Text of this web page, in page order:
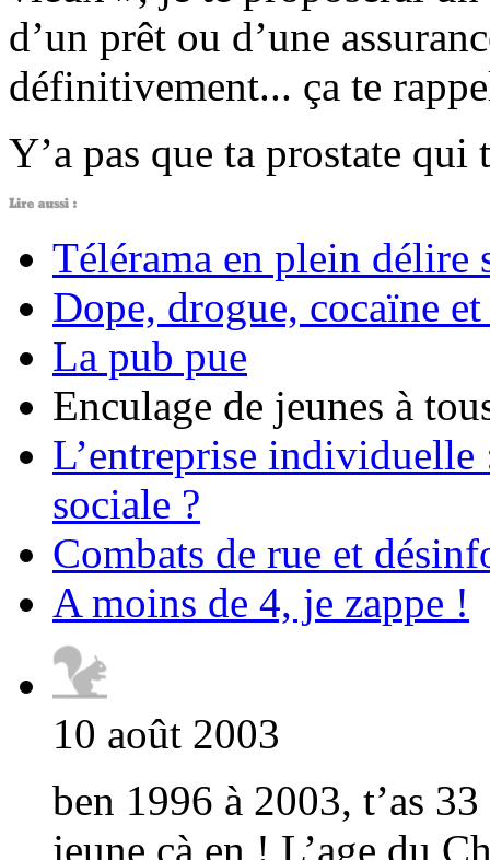
d’un prêt ou d’une
définitivement... ça te
Y’a pas que ta prostate qui
Télérama en plein délire
Dope, drogue, cocaïne
La pub pue
Enculage de jeunes à
L’entreprise
sociale ?
Combats de rue et
A moins de 4, je zappe !
10 août 2003
ben 1996 à 2003, t’as
jeune çà en ! L’age du